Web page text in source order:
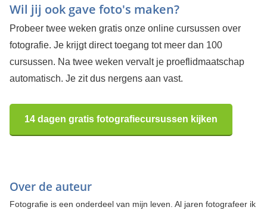
Wil jij ook gave foto's maken?
Probeer twee weken gratis onze online cursussen over
fotografie. Je krijgt direct toegang tot meer dan 100
cursussen. Na twee weken vervalt je proeflidmaatschap
automatisch. Je zit dus nergens aan vast.
14 dagen gratis fotografiecursussen kijken
Over de auteur
Fotografie is een onderdeel van mijn leven. Al jaren fotografeer ik